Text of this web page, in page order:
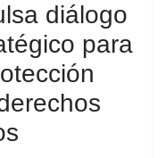
diálogo
para